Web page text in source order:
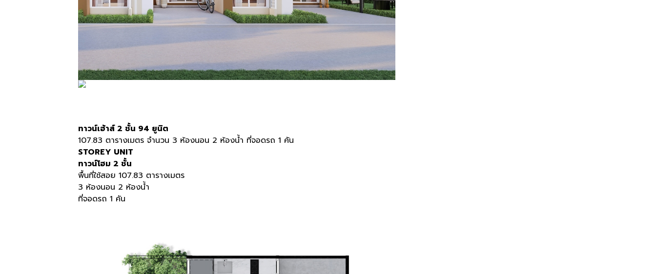
ทาวน์เฮ้าส์ 2 ชั้น 94 ยูนิต
107.83 ตารางเมตร จำนวน 3 ห้องนอน 2 ห้องน้ำ ที่จอดรถ 1 คัน
STOREY UNIT
ทาวน์โฮม 2 ชั้น
พื้นที่ใช้สอย 107.83 ตารางเมตร
3 ห้องนอน 2 ห้องน้ำ
ที่จอดรถ 1 คัน